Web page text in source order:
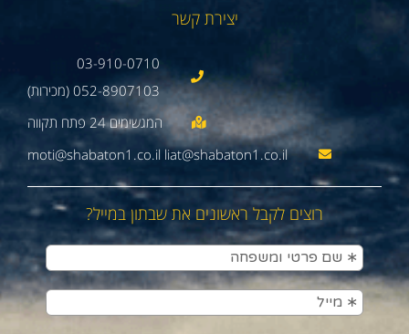
יצירת קשר
03-910-0710
052-8907103 (מכירות)
moti@shabaton1.co.il liat@shabaton1.co.il
רוצים לקבל ראשונים את שבתון במייל?